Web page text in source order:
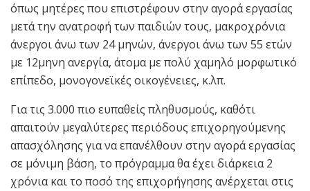
όπως μητέρες που επιστρέφουν στην αγορά εργασίας
μετά την ανατροφή των παιδιών τους, μακροχρόνια
άνεργοι άνω των 24 μηνών, άνεργοι άνω των 55 ετών
με 12μηνη ανεργία, άτομα με πολύ χαμηλό μορφωτικό
επίπεδο, μονογονεϊκές οικογένειες, κ.λπ.
Για τις 3.000 πιο ευπαθείς πληθυσμούς, καθότι
απαιτούν μεγαλύτερες περιόδους επιχoρηγούμενης
απασχόλησης για να επανέλθουν στην αγορά εργασίας
σε μόνιμη βάση, το πρόγραμμα θα έχει διάρκεια 2
χρόνια και το ποσό της επιχορήγησης ανέρχεται στις